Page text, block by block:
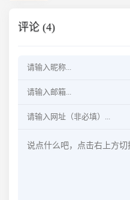
评论 (4)